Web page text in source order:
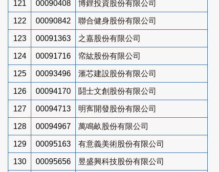
121 00090408 博鋰投資股份有限公司
122 00090842 聯合健身股份有限公司
123 00091363 之嘉股份有限公司
124 00091716 帟紘股份有限公司
125 00093496 滙芯建設股份有限公司
126 00094170 鬪士文創股份有限公司
127 00094713 明寯開發股份有限公司
128 00094967 萬鳴畝股份有限公司
129 00095163 有意義美術股份有限公司
130 00095656 昱盛興科技股份有限公司